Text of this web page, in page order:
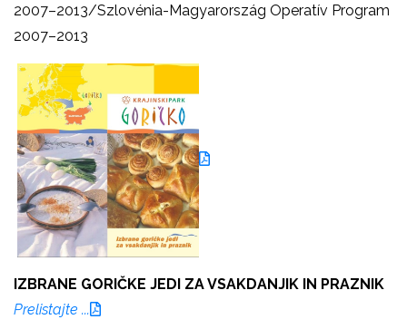
2007–2013/Szlovénia-Magyarország Operatív Program
2007–2013
IZBRANE GORIČKE JEDI ZA VSAKDANJIK IN PRAZNIK
Prelistajte ...